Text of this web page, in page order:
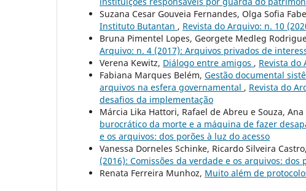
Suzana Cesar Gouveia Fernandes, Olga Sofia
Instituto Butantan , Revista do Arquivo: n. 10
Bruna Pimentel Lopes, Georgete Medleg
Arquivo: n. 4 (2017): Arquivos privados de
Verena Kewitz, Diálogo entre amigos , Revista do
Fabiana Marques Belém, Gestão documental
arquivos na esfera governamental , Revista do
desafios da implementação
Márcia Lika Hattori, Rafael de Abreu e Souza,
burocrático da morte e a máquina de fazer
e os arquivos: dos porões à luz do acesso
Vanessa Dorneles Schinke, Ricardo Silveira Castro,
(2016): Comissões da verdade e os arquivos: dos
Renata Ferreira Munhoz, Muito além de